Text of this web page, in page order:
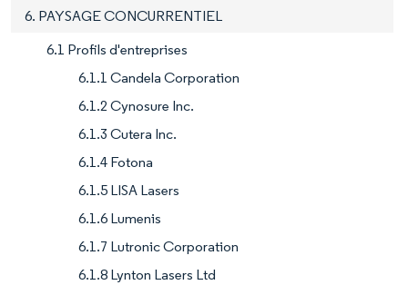
6. PAYSAGE CONCURRENTIEL
6.1 Profils d'entreprises
6.1.1 Candela Corporation
6.1.2 Cynosure Inc.
6.1.3 Cutera Inc.
6.1.4 Fotona
6.1.5 LISA Lasers
6.1.6 Lumenis
6.1.7 Lutronic Corporation
6.1.8 Lynton Lasers Ltd